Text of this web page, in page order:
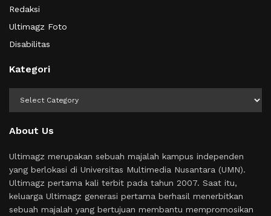
Redaksi
Ultimagz Foto
Disabilitas
Kategori
About Us
Ultimagz merupakan sebuah majalah kampus independen
yang berlokasi di Universitas Multimedia Nusantara (UMN).
Ultimagz pertama kali terbit pada tahun 2007. Saat itu,
keluarga Ultimagz generasi pertama berhasil menerbitkan
sebuah majalah yang bertujuan membantu mempromosikan